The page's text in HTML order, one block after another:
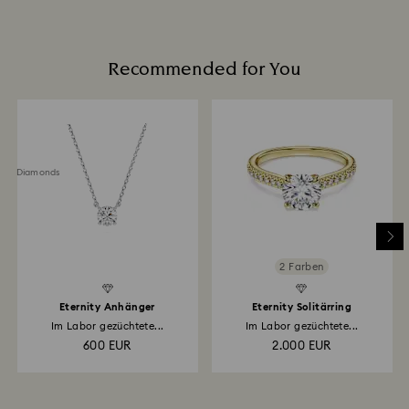
Recommended for You
Eternity Anhänger
Im Labor gezüchtete...
600 EUR
2 Farben
Eternity Solitärring
Im Labor gezüchtete...
2.000 EUR
Diamonds